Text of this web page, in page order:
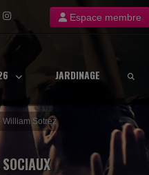
Espace membre
JARDINAGE
William Sotrez